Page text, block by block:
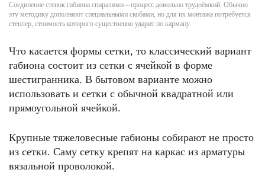
Соединение стенок габиона спиралями – процесс довольно трудоёмкий. Обычно
эту методику дополняют специальными скобами, но для их монтажа потребуется
степлер, стоимость которого существенно ударит по карману
Что касается формы сетки, то классический вариант
габиона состоит из сетки с ячейкой в форме
шестигранника. В бытовом варианте можно
использовать и сетки с обычной квадратной или
прямоугольной ячейкой.
Крупные тяжеловесные габионы собирают не просто
из сетки. Саму сетку крепят на каркас из арматуры
вязальной проволокой.